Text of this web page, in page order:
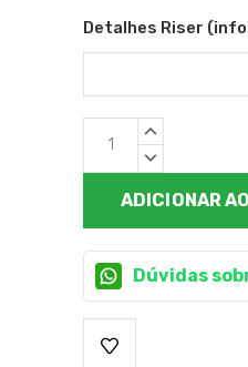
Detalhes Riser
Estoque
atual:
QUANTIDADE
QUANTIDADE
Dúvidas